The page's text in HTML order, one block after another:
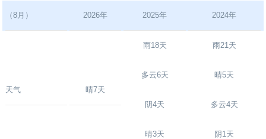
（8月） 2026年 2025年 2024年
天气 晴7天
雨18天
多云6天
阴4天
晴3天
雨21天
晴5天
多云4天
阴1天